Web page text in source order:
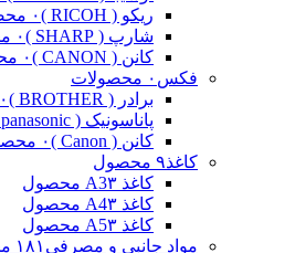
ریکو ( RICOH )
۰ محصولات
شارپ ( SHARP )
۰ محصولات
کانن ( CANON )
۰ محصولات
فکس ۰ محصولات
برادر ( BROTHER )
۰ محصولات
پاناسونیک ( panasonic )
کانن ( Canon )
۰ محصولات
کاغذ۹ محصول
کاغذ A3 ۳ محصول
کاغذ A4 ۳ محصول
کاغذ A5 ۳ محصول
مواد جانبی و مصرفی ۱۸۱ محصول